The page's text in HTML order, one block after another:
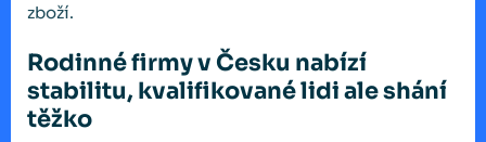
zboží.
Rodinné firmy v Česku nabízí
stabilitu, kvalifikované lidi ale shání
těžko